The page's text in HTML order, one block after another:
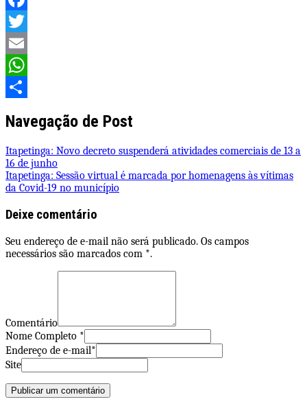
Facebook
Twitter
Email
WhatsApp
Navegação de Post
Itapetinga: Novo decreto suspenderá atividades comerciais de 13 a
16 de junho
Itapetinga: Sessão virtual é marcada por homenagens às vítimas
da Covid-19 no município
Deixe comentário
Seu endereço de e-mail não será publicado. Os campos
necessários são marcados com *.
Comentário
Nome Completo *
Endereço de e-mail*
Site